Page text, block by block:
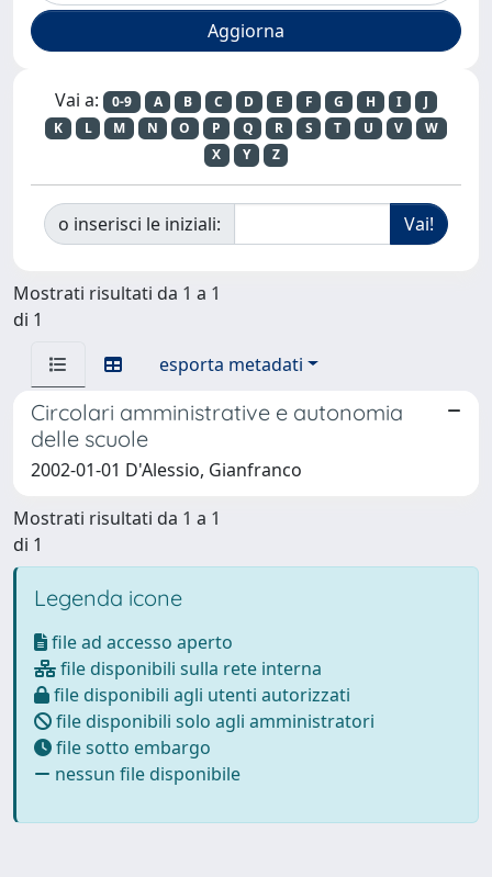
Vai a: 0-9 A B C D E F G H I
J
K
L M N O P Q R S T U V
W
X
Y Z
o inserisci le iniziali:
Mostrati risultati da 1 a 1
di 1
esporta metadati
Circolari amministrative e autonomia
delle scuole
2002-01-01 D'Alessio, Gianfranco
Mostrati risultati da 1 a 1
di 1
Legenda icone
file ad accesso aperto
file disponibili sulla rete interna
file disponibili agli utenti autorizzati
file disponibili solo agli amministratori
file sotto embargo
nessun file disponibile